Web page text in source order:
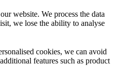
website. We process the data
we lose the ability to analyse
cookies, we can avoid
features such as product